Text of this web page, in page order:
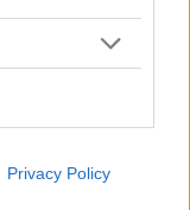
Privacy Policy